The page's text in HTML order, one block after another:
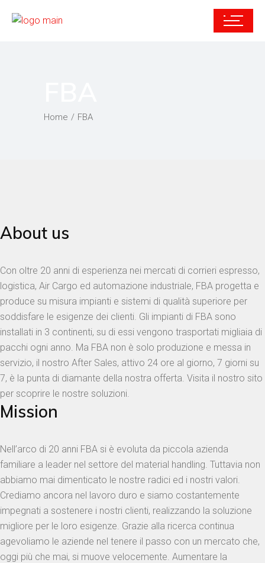
Home FBA
About us
Con oltre 20 anni di esperienza nei mercati di corrieri espresso,
logistica, Air Cargo ed automazione industriale, FBA progetta e
produce su misura impianti e sistemi di qualità superiore per
soddisfare le esigenze dei clienti. Gli impianti di FBA sono
installati in 3 continenti, su di essi vengono trasportati migliaia di
pacchi ogni anno. Ma FBA non è solo produzione e messa in
servizio, il nostro After Sales, attivo 24 ore al giorno, 7 giorni su
7, è la punta di diamante della nostra offerta. Visita il nostro sito
per scoprire le nostre soluzioni.
Mission
Nell’arco di 20 anni FBA si è evoluta da piccola azienda
familiare a leader nel settore del material handling. Tuttavia non
abbiamo mai dimenticato le nostre radici ed i nostri valori.
Crediamo ancora nel lavoro duro e siamo costantemente
impegnati a sostenere i nostri clienti, realizzando la soluzione
migliore per le loro esigenze. Grazie alla ricerca continua
agevoliamo le aziende nel tenere il passo con un mercato che,
oggi più che mai, si muove velocemente. Aumentare la